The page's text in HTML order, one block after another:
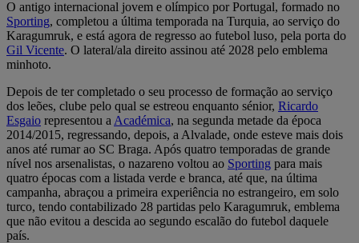
O antigo internacional jovem e olímpico por Portugal, formado no
Sporting, completou a última temporada na Turquia, ao serviço do
Karagumruk, e está agora de regresso ao futebol luso, pela porta do
Gil Vicente. O lateral/ala direito assinou até 2028 pelo emblema
minhoto.
Depois de ter completado o seu processo de formação ao serviço
dos leões, clube pelo qual se estreou enquanto sénior, Ricardo
Esgaio representou a Académica, na segunda metade da época
2014/2015, regressando, depois, a Alvalade, onde esteve mais dois
anos até rumar ao SC Braga. Após quatro temporadas de grande
nível nos arsenalistas, o nazareno voltou ao Sporting para mais
quatro épocas com a listada verde e branca, até que, na última
campanha, abraçou a primeira experiência no estrangeiro, em solo
turco, tendo contabilizado 28 partidas pelo Karagumruk, emblema
que não evitou a descida ao segundo escalão do futebol daquele
país.